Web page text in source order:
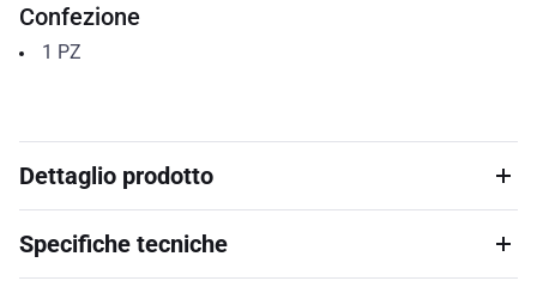
Confezione
1 PZ
Dettaglio prodotto
Specifiche tecniche